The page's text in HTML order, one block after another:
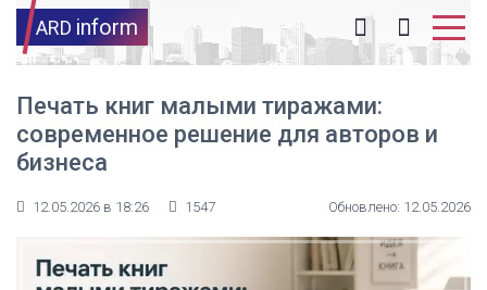
ARD inform
Печать книг малыми тиражами:
современное решение для авторов и
бизнеса
12.05.2026 в 18:26 1547 Обновлено: 12.05.2026